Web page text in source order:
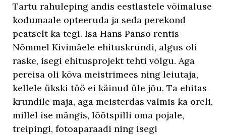
Tartu rahuleping andis eestlastele võimaluse
kodumaale opteeruda ja seda perekond
peatselt ka tegi. Isa Hans Panso rentis
Nõmmel Kivimäele ehituskrundi, algus oli
raske, isegi ehitusprojekt tehti võlgu. Aga
pereisa oli kõva meistrimees ning leiutaja,
kellele ükski töö ei käinud üle jõu. Ta ehitas
krundile maja, aga meisterdas valmis ka oreli,
millel ise mängis, lõõtspilli oma pojale,
treipingi, fotoaparaadi ning isegi